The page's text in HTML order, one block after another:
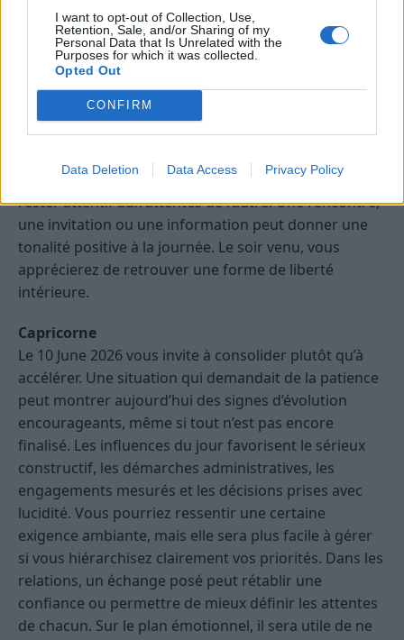
I want to opt-out of Collection, Use,
Retention, Sale, and/or Sharing of my
Personal Data that Is Unrelated with the
Purposes for which it was collected.
Opted Out
CONFIRM
Data Deletion Data Access Privacy Policy
devenue un peu étroite. Les astres encouragent les
initiatives, les projets en mouvement, les
apprentissages et les échanges tournés vers l’avenir.
Toutefois, il sera important de ne pas négliger les
détails pratiques sous prétexte d’enthousiasme. Une
bonne idée gagne à être structurée pour produire
léger facilite les rapprochements, à condition de
rester attentif aux attentes de l’autre. Une rencontre,
une invitation ou une information peut donner une
tonalité positive à la journée. Le soir venu, vous
apprécierez de retrouver une forme de liberté
intérieure.
Capricorne
Le 10 June 2026 vous invite à consolider plutôt qu’à
accélérer. Une situation qui demandait de la patience
peut montrer aujourd’hui des signes d’évolution
encourageants, même si tout n’est pas encore
finalisé. Les influences du jour favorisent le sérieux
constructif, les démarches administratives, les
engagements mesurés et les décisions prises avec
lucidité. Vous pourriez ressentir une certaine
exigence ambiante, mais elle sera plus facile à gérer
si vous hiérarchisez clairement vos priorités. Dans les
relations, un échange posé peut rétablir une
confiance ou permettre de mieux définir les attentes
de chacun. Sur le plan émotionnel, il sera utile de ne